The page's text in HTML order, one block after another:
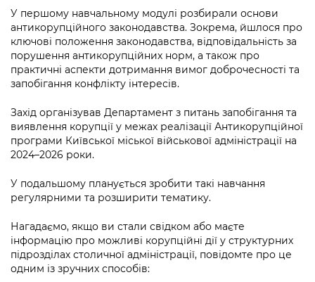
Звернення громадян
Регуляторна діяльність
Промисловість і наука Києва
Підприємства, установи, організації
Kyiv International Relations
Гендерна політика
Безбар'єрність
Київська міська військова адміністрація
Безпека та правопорядок
Ритуальні послуги
Іноземцям / For foreigners
Портал Захисників та Захисниць
Безбар'єрність
Портал послуг
Важливе під час воєнного стану
Допомога учасникам АТО
Рада з питань внутрішньо переміщених
осіб при Київській міській військовій
адміністрації
Уряд» – місцевий рівень»
Важливе під час воєнного стану
бездіяльності розпорядників інформації
Звіти про опрацювання запитів на
публічну інформацію
Інформація для споживачів
Про відкриті дані
Портал даних Києва
Публічні дашборди
hospitals at work under martial law
Контакти для медіа / Contacts for mass
media
У першому навчальному модулі розбирали основи
антикорупційного законодавства. Зокрема, йшлося про
ключові положення законодавства, відповідальність за
порушення антикорупційних норм, а також про
практичні аспекти дотримання вимог доброчесності та
запобігання конфлікту інтересів.
Захід організував Департамент з питань запобігання та
виявлення корупції у межах реалізації Антикорупційної
програми Київської міської військової адміністрації на
2024–2026 роки.
У подальшому планується зробити такі навчання
регулярними та розширити тематику.
Нагадаємо, якщо ви стали свідком або маєте
інформацію про можливі корупційні дії у структурних
підрозділах столичної адміністрації, повідомте про це
одним із зручних способів: